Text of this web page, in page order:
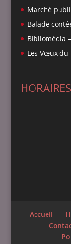
Marché
Balade
Bibliomédia
Les Vœux du
HORAIRES
Accueil